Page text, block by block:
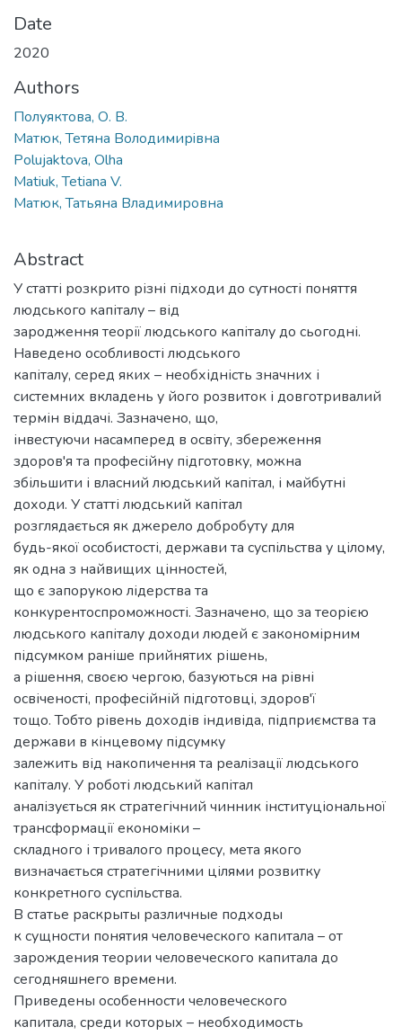
Date
2020
Authors
Полуяктова, О. В.
Матюк, Тетяна Володимирiвна
Polujaktova, Olha
Matiuk, Tetiana V.
Матюк, Татьяна Владимировна
Abstract
У статті розкрито різні підходи до сутності поняття
людського капіталу – від
зародження теорії людського капіталу до сьогодні.
Наведено особливості людського
капіталу, серед яких – необхідність значних і
системних вкладень у його розвиток і довготривалий
термін віддачі. Зазначено, що,
інвестуючи насамперед в освіту, збереження
здоров'я та професійну підготовку, можна
збільшити і власний людський капітал, і майбутні
доходи. У статті людський капітал
розглядається як джерело добробуту для
будь-якої особистості, держави та суспільства у цілому,
як одна з найвищих цінностей,
що є запорукою лідерства та
конкурентоспроможності. Зазначено, що за теорією
людського капіталу доходи людей є закономірним
підсумком раніше прийнятих рішень,
а рішення, своєю чергою, базуються на рівні
освіченості, професійній підготовці, здоров'ї
тощо. Тобто рівень доходів індивіда, підприємства та
держави в кінцевому підсумку
залежить від накопичення та реалізації людського
капіталу. У роботі людський капітал
аналізується як стратегічний чинник інституціональної
трансформації економіки –
складного і тривалого процесу, мета якого
визначається стратегічними цілями розвитку
конкретного суспільства.
В статье раскрыты различные подходы
к сущности понятия человеческого капитала – от
зарождения теории человеческого капитала до
сегодняшнего времени.
Приведены особенности человеческого
капитала, среди которых – необходимость